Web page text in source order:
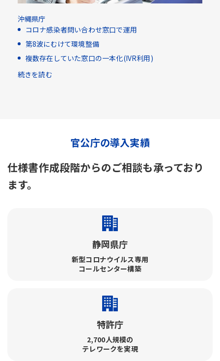
沖縄県庁
コロナ感染者問い合わせ窓口で運用
第8波にむけて環境整備
複数存在していた窓口の一本化(IVR利用)​
続きを読む
官公庁の導入実績
仕様書作成段階からのご相談も承っており
ます。
静岡県庁
新型コロナウイルス専用
コールセンター構築
特許庁
2,700人規模の
テレワークを実現